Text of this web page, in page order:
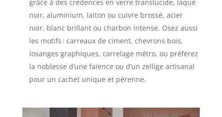
grâce à des crédences en verre translucide, laqué
noir, aluminium, laiton ou cuivre brossé, acier
noir, blanc brillant ou charbon intense. Osez aussi
les motifs : carreaux de ciment, chevrons bois,
losanges graphiques, carrelage métro, ou préférez
la noblesse d’une faïence ou d’un zellige artisanal
pour un cachet unique et pérenne.